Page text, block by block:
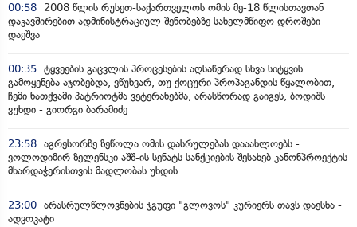
00:58
2008 წლის რუსეთ-საქართველოს ომის მე-18 წლისთავთან
დაკავშირებით ადმინისტრაციულ შენობებზე სახელმწიფო დროშები
დაეშვა
00:35 ტყვეების გაცვლის პროცესების აღსაწერად სხვა სიტყვის
გამოყენება აჯობებდა, ვწუხვარ, თუ ქოცური პროპაგანდის წყალობით,
ჩემი ნათქვამი პატრიოტმა ვეტერანებმა, არასწორად გაიგეს, ბოდიშს
ვუხდი - გიორგი ბარამიძე
23:58 აგრესორზე ზეწოლა ომის დასრულებას დააახლოებს -
ვოლოდიმირ ზელენსკი აშშ-ის სენატს სანქციების შესახებ კანონპროექტის
მხარდაჭერისთვის მადლობას უხდის
23:00 არასრულწლოვნების ჯგუფი "გლოვოს" კურიერს თავს დაესხა -
ადვოკატი